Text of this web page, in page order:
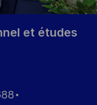
et études